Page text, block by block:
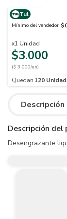
Tul
Mínimo del vendedor
x1 Unidad
$3.000
($ 3.000/un)
Quedan 120
Descripción
Descripción del
Desengrazante